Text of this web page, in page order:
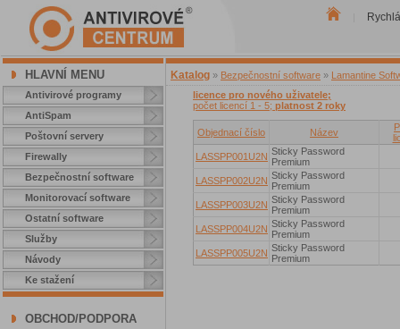
HLAVNÍ MENU
Antivirové programy
AntiSpam
Poštovní servery
Firewally
Bezpečnostní software
Monitorovací software
Ostatní software
Služby
Návody
Ke stažení
OBCHOD/PODPORA
Katalog » Bezpečnostní software » Lamantine
licence pro nového uživatele;
počet licencí 1 - 5; platnost 2 roky
Objednací číslo Název
LASSPP001U2N Sticky Password
Premium
LASSPP002U2N Sticky Password
Premium
LASSPP003U2N Sticky Password
Premium
LASSPP004U2N Sticky Password
Premium
LASSPP005U2N Sticky Password
Premium